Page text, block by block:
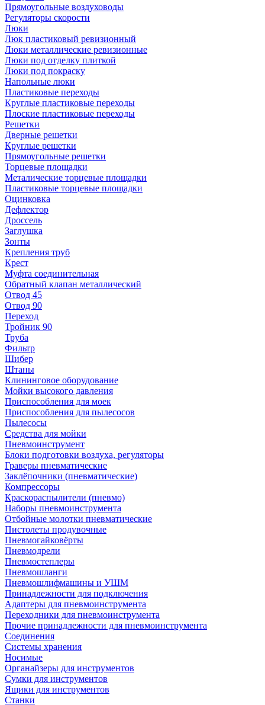
Прямоугольные воздуховоды
Регуляторы скорости
Люки
Люк пластиковый ревизионный
Люки металлические ревизионные
Люки под отделку плиткой
Люки под покраску
Напольные люки
Пластиковые переходы
Круглые пластиковые переходы
Плоские пластиковые переходы
Решетки
Дверные решетки
Круглые решетки
Прямоугольные решетки
Торцевые площадки
Металические торцевые площадки
Пластиковые торцевые площадки
Оцинковка
Дефлектор
Дроссель
Заглушка
Зонты
Крепления труб
Крест
Муфта соединительная
Обратный клапан металлический
Отвод 45
Отвод 90
Переход
Тройник 90
Труба
Фильтр
Шибер
Штаны
Клининговое оборудование
Мойки высокого давления
Приспособления для моек
Приспособления для пылесосов
Пылесосы
Средства для мойки
Пневмоинструмент
Блоки подготовки воздуха, регуляторы
Граверы пневматические
Заклёпочники (пневматические)
Компрессоры
Краскораспылители (пневмо)
Наборы пневмоинструмента
Отбойные молотки пневматические
Пистолеты продувочные
Пневмогайковёрты
Пневмодрели
Пневмостеплеры
Пневмошланги
Пневмошлифмашины и УШМ
Принадлежности для подключения
Адаптеры для пневмоинструмента
Переходники для пневмоинструмента
Прочие принадлежности для пневмоинструмента
Соединения
Системы хранения
Носимые
Органайзеры для инструментов
Сумки для инструментов
Ящики для инструментов
Станки